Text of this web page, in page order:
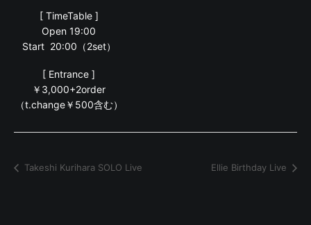
[ TimeTable ]
Open 19:00
Start 20:00（2set）
[ Entrance ]
￥3,000+2order
（t.change￥500含む）
Takeshi Kurihara SOLO Live Ellie Birthday Live